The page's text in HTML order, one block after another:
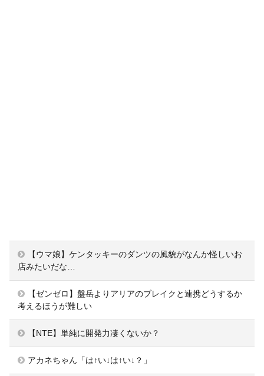
【ウマ娘】ケンタッキーのダンツの風貌がなんか怪しいお
店みたいだな…
【ゼンゼロ】盤岳よりアリアのブレイクと連携どうするか
考えるほうが難しい
【NTE】単純に開発力凄くないか？
アカネちゃん「は↑い↓は↑い↓？」